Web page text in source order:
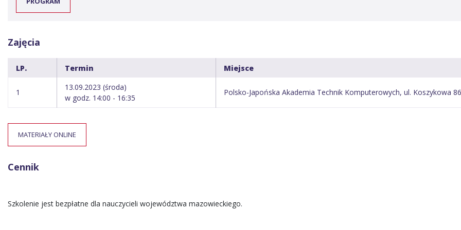
Zajęcia
LP. Termin Miejsce
1
13.09.2023 (środa)
w godz. 14:00 - 16:35
Polsko-Japońska Akademia Technik Komputerowych, ul. Koszykowa 86
MATERIAŁY ONLINE
Cennik
Szkolenie jest bezpłatne dla nauczycieli województwa mazowieckiego.